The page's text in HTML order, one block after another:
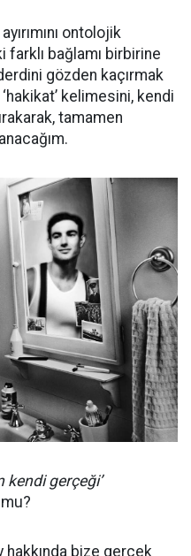
ontolojik
bağlamı birbirine
gözden kaçırmak
kelimesini, kendi
tamamen
kendi gerçeği’
hakkında bize gerçek